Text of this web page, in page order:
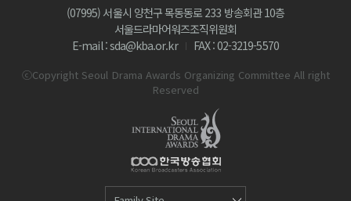
(07995) 서울시 양천구 목동동로 233 방송회관 10층
서울드라마어워즈조직위원회
E-mail : sda@kba.or.kr
FAX : 02-3219-5570
ⓒCopyright Seoul Drama Awards Organizing Committee All right
Reserved